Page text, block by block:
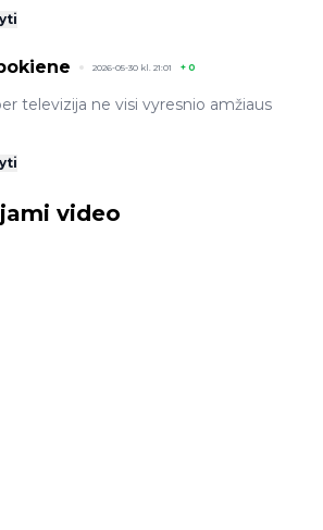
2026-05-30 kl. 21:01 + 0
televizija ne visi vyresnio amžiaus
video